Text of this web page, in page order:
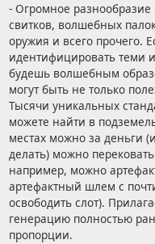
- Огромное
свитков, волшебных
оружия и всего прочего.
идентифицировать теми
будешь волшебным
могут быть не только
Тысячи уникальных
можете найти в
местах можно за деньги
делать) можно
например, можно
артефактный шлем с
освободить слот).
генерацию полностью
пропорции.